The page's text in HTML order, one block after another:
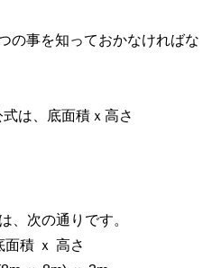
の事を知っておかなければな
は、底面積ｘ高さ
、次の通りです。
積 ｘ 高さ